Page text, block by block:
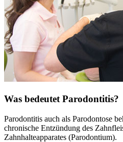
Was bedeutet Parodontitis?
Parodontitis auch als Parodontose
chronische Entzündung des
Zahnhalteapparates (Parodontium).